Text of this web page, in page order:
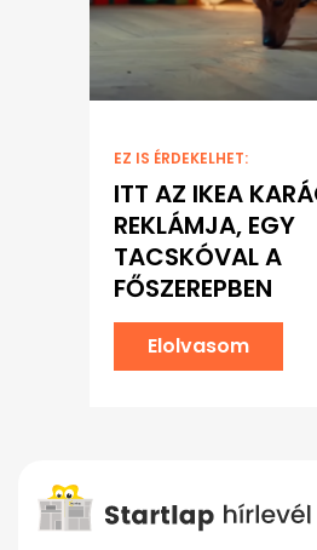
EZ IS ÉRDEKELHET:
ITT AZ IKEA
REKLÁMJA, EGY
TACSKÓVAL A
FŐSZEREPBEN
Elolvasom